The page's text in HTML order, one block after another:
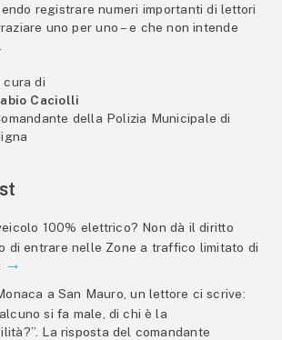
registrare numeri importanti di lettori
uno per uno – e che non intende
cura di
Caciolli
della Polizia Municipale di
100% elettrico? Non dà il diritto
di entrare nelle Zone a traffico limitato di
a San Mauro, un lettore ci scrive:
si fa male, di chi è la
La risposta del comandante